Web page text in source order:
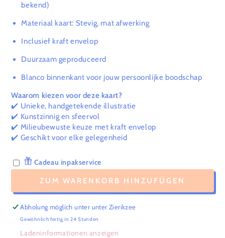
bekend)
Materiaal kaart: Stevig, mat afwerking
Inclusief kraft envelop
Duurzaam geproduceerd
Blanco binnenkant voor jouw persoonlijke boodschap
Waarom kiezen voor deze kaart?
✔️ Unieke, handgetekende illustratie
✔️ Kunstzinnig en sfeervol
✔️ Milieubewuste keuze met kraft envelop
✔️ Geschikt voor elke gelegenheid
Cadeau inpakservice
ZUM WARENKORB HINZUFÜGEN
Abholung möglich unter unter Zierikzee
Gewöhnlich fertig in 24 Stunden
Ladeninformationen anzeigen